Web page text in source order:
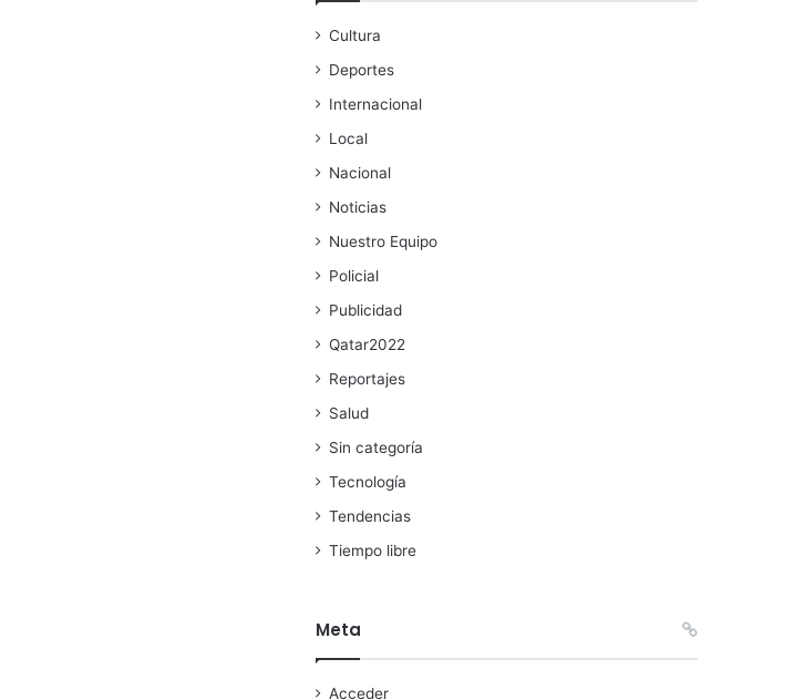
Cultura
Deportes
Internacional
Local
Nacional
Noticias
Nuestro Equipo
Policial
Publicidad
Qatar2022
Reportajes
Salud
Sin categoría
Tecnología
Tendencias
Tiempo libre
Meta
Acceder